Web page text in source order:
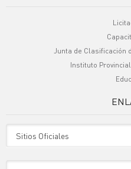
Junta de Clasificación
Instituto